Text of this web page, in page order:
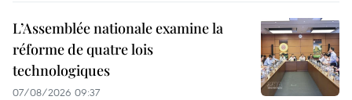
L’Assemblée nationale examine la
réforme de quatre lois
technologiques
07/08/2026 09:37